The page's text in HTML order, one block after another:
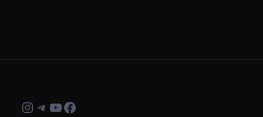
Instagram
Telegram
Youtube
Facebook